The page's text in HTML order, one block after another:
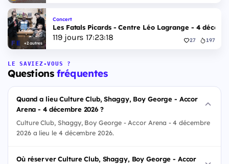
+2 autres
Concert
Les Fatals Picards - Centre Léo Lagrange - 4
119jours 17:23:17 27 197
LE SAVIEZ-VOUS ?
Questionsfréquentes
Quand a lieu Culture Club, Shaggy, Boy George - Accor
Arena - 4 décembre 2026 ?
Culture Club, Shaggy, Boy George - Accor Arena - 4 décembre
2026 a lieu le 4 décembre 2026.
Où réserver Culture Club, Shaggy, Boy George - Accor